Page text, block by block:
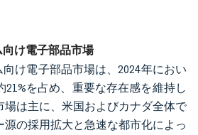
け電子部品市場
け電子部品市場は、2024年におい
を占め、重要な存在感を維持し
場は主に、米国およびカナダ全体で
の採用拡大と急速な都市化によっ